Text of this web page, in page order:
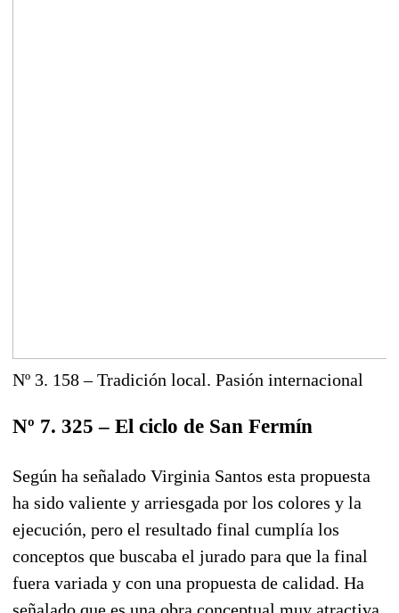
Nº 3. 158 – Tradición local. Pasión internacional
Nº 7. 325 – El ciclo de San Fermín
Según ha señalado Virginia Santos esta propuesta
ha sido valiente y arriesgada por los colores y la
ejecución, pero el resultado final cumplía los
conceptos que buscaba el jurado para que la final
fuera variada y con una propuesta de calidad. Ha